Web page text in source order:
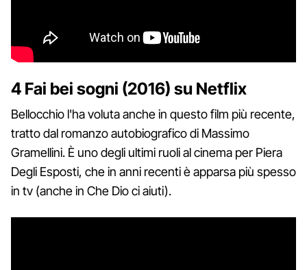
4 Fai bei sogni (2016) su Netflix
Bellocchio l'ha voluta anche in questo film più recente,
tratto dal romanzo autobiografico di Massimo
Gramellini. È uno degli ultimi ruoli al cinema per Piera
Degli Esposti, che in anni recenti è apparsa più spesso
in tv (anche in Che Dio ci aiuti).